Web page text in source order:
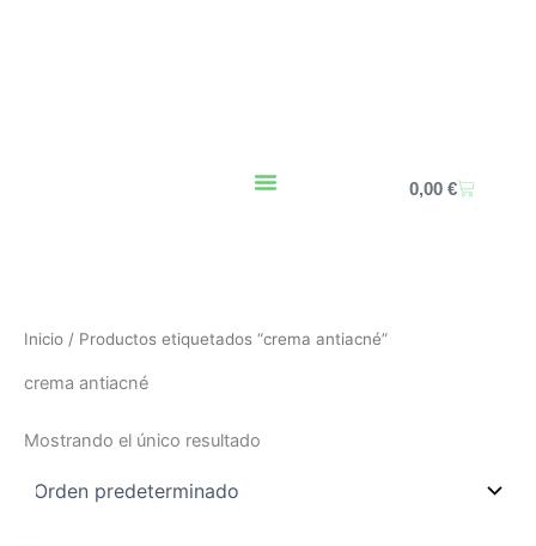
0,00€Carrito
Inicio / Productos etiquetados “crema antiacné”
crema antiacné
Mostrando el único resultado